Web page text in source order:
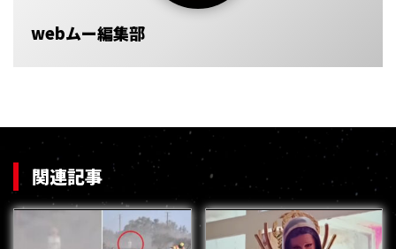
webムー編集部
関連記事